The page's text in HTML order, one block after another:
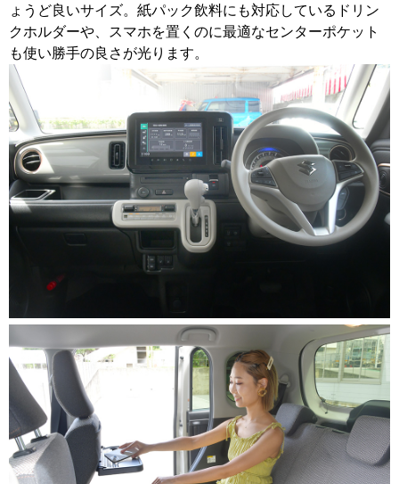
ょうど良いサイズ。紙パック飲料にも対応しているドリン
クホルダーや、スマホを置くのに最適なセンターポケット
も使い勝手の良さが光ります。